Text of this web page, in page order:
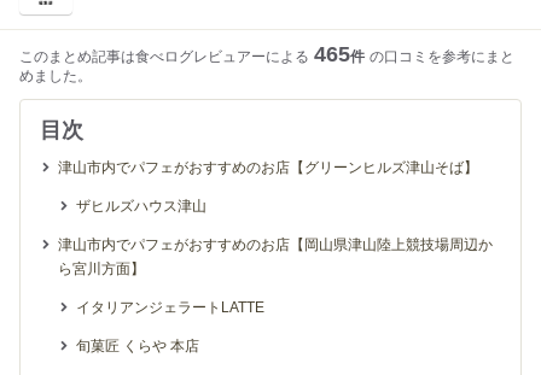
このまとめ記事は食べログレビュアーによる 465件 の口コミを参考にまと
めました。
目次
津山市内でパフェがおすすめのお店【グリーンヒルズ津山そば】
ザヒルズハウス津山
津山市内でパフェがおすすめのお店【岡山県津山陸上競技場周辺か
ら宮川方面】
イタリアンジェラートLATTE
旬菓匠 くらや 本店